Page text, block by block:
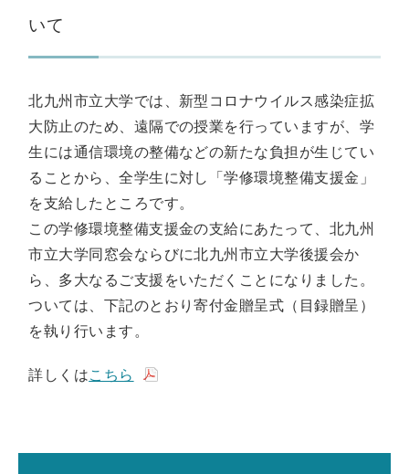
いて
北九州市立大学では、新型コロナウイルス感染症拡
大防止のため、遠隔での授業を行っていますが、学
生には通信環境の整備などの新たな負担が生じてい
ることから、全学生に対し「学修環境整備支援金」
を支給したところです。
この学修環境整備支援金の支給にあたって、北九州
市立大学同窓会ならびに北九州市立大学後援会か
ら、多大なるご支援をいただくことになりました。
ついては、下記のとおり寄付金贈呈式（目録贈呈）
を執り行います。
詳しくはこちら